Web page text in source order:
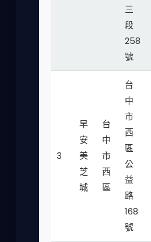
三
段
258
號
3
早
安
美
芝
城
台
中
市
西
區
台
中
市
西
區
公
益
路
168
號